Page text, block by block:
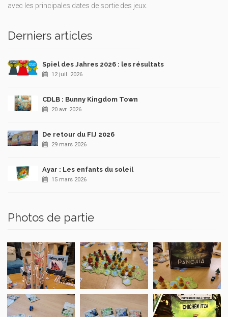
avec les principales dates de sortie des jeux.
Derniers articles
Spiel des Jahres 2026 : les résultats
12 juil. 2026
CDLB : Bunny Kingdom Town
20 avr. 2026
De retour du FIJ 2026
29 mars 2026
Ayar : Les enfants du soleil
15 mars 2026
Photos de partie